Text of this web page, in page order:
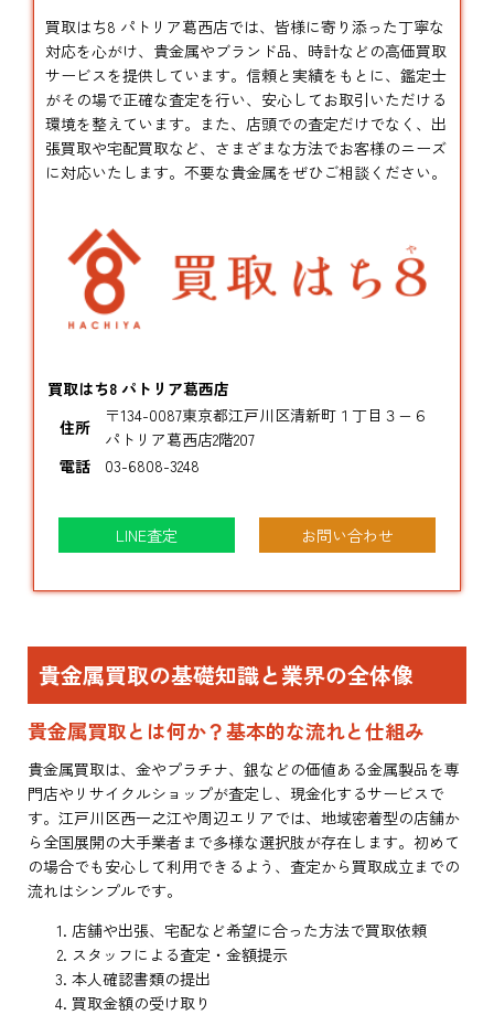
買取はち8 パトリア葛西店では、皆様に寄り添った丁寧な
対応を心がけ、貴金属やブランド品、時計などの高価買取
サービスを提供しています。信頼と実績をもとに、鑑定士
がその場で正確な査定を行い、安心してお取引いただける
環境を整えています。また、店頭での査定だけでなく、出
張買取や宅配買取など、さまざまな方法でお客様のニーズ
に対応いたします。不要な貴金属をぜひご相談ください。
買取はち8 パトリア葛西店
住所
〒134-0087東京都江戸川区清新町１丁目３−６
パトリア葛西店2階207
電話
03-6808-3248
LINE査定 お問い合わせ
貴金属買取の基礎知識と業界の全体像
貴金属買取とは何か？基本的な流れと仕組み
貴金属買取は、金やプラチナ、銀などの価値ある金属製品を専
門店やリサイクルショップが査定し、現金化するサービスで
す。江戸川区西一之江や周辺エリアでは、地域密着型の店舗か
ら全国展開の大手業者まで多様な選択肢が存在します。初めて
の場合でも安心して利用できるよう、査定から買取成立までの
流れはシンプルです。
店舗や出張、宅配など希望に合った方法で買取依頼
スタッフによる査定・金額提示
本人確認書類の提出
買取金額の受け取り